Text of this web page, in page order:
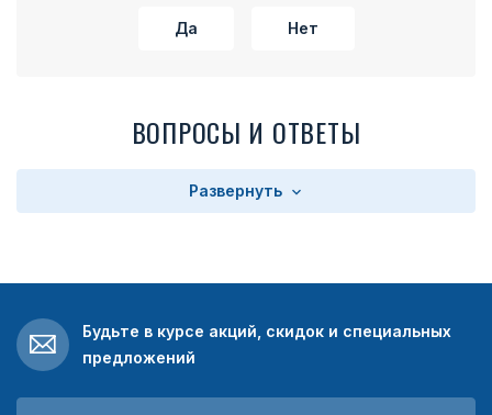
Да Нет
ВОПРОСЫ И ОТВЕТЫ
Развернуть
Будьте в курсе акций, скидок и специальных
предложений